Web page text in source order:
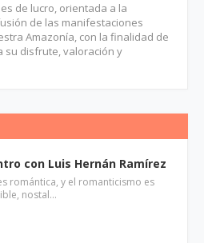
de lucro, orientada a la
de las manifestaciones
Amazonía, con la finalidad de
su disfrute, valoración y
con Luis Hernán Ramírez
romántica, y el romanticismo es
nostal…